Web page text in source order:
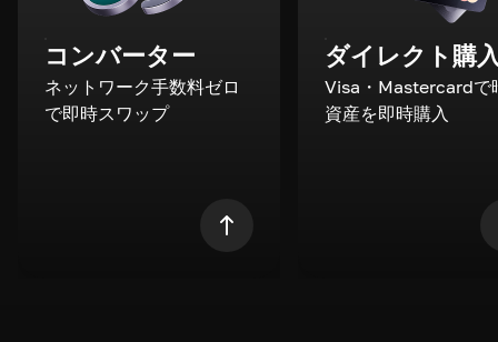
コンバーター
ネットワーク手数料ゼロ
で即時スワップ
ダイレクト購
Visa・Mastercardで
資産を即時購入